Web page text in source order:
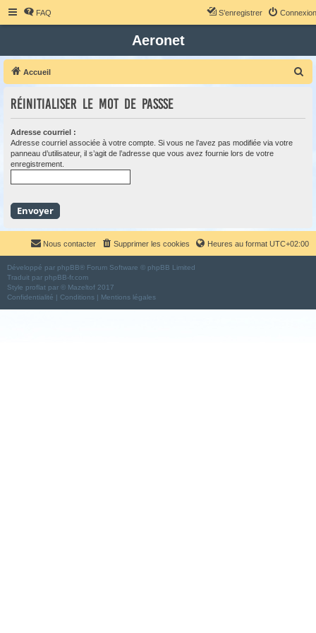
FAQ Connexion
S’enregistrer
Aeronet
Accueil
Réinitialiser le mot de passse
Adresse courriel :
Adresse courriel associée à votre compte. Si vous ne l’avez pas modifiée via votre
panneau d’utilisateur, il s’agit de l’adresse que vous avez fournie lors de votre
enregistrement.
Heures au format UTC+02:00
Supprimer les cookies
Nous contacter
Développé par phpBB® Forum Software © phpBB Limited
Traduit par phpBB-fr.com
Style proflat par © Mazeltof 2017
Confidentialité | Conditions | Mentions légales